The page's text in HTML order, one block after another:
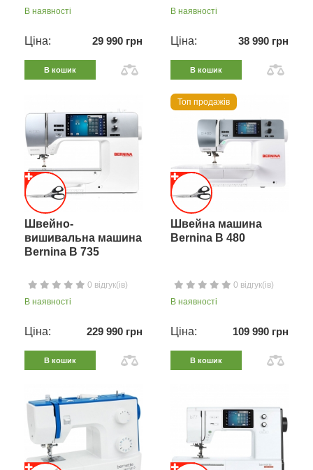
В наявності
Ціна: 29 990 грн
В кошик
В наявності
Ціна: 38 990 грн
В кошик
Швейно-
вишивальна машина
Bernina B 735
0 відгук(ів)
В наявності
Ціна: 229 990 грн
В кошик
Топ продажів
Швейна машина
Bernina B 480
0 відгук(ів)
В наявності
Ціна: 109 990 грн
В кошик